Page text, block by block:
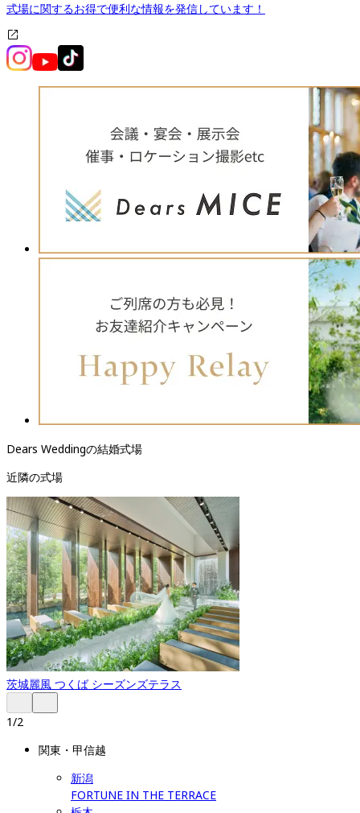
式場に関するお得で便利な情報を発信しています！
Dears Weddingの結婚式場
近隣の式場
茨城麗風 つくば シーズンズテラス
1/2
関東・甲信越
新潟
FORTUNE IN THE TERRACE